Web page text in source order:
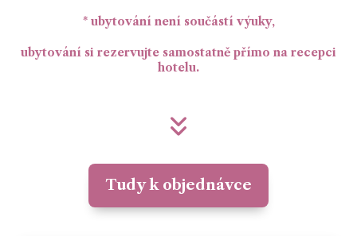
* ubytování není součástí výuky,
ubytování si rezervujte samostatně přímo na recepci
hotelu.
Tudy k objednávce